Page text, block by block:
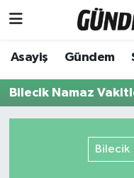
Asayiş Gündem
Bilecik Namaz
Bilecik
Aydın Nöbetçi
Aydın Hava
Aydın Trafik